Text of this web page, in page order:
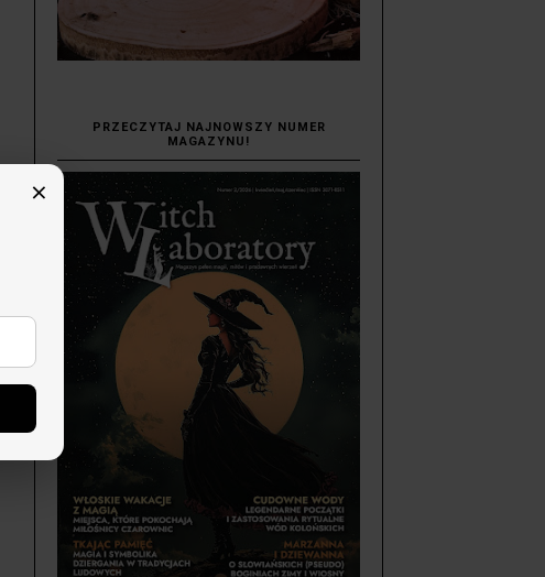
PRZECZYTAJ NAJNOWSZY NUMER
MAGAZYNU!
×